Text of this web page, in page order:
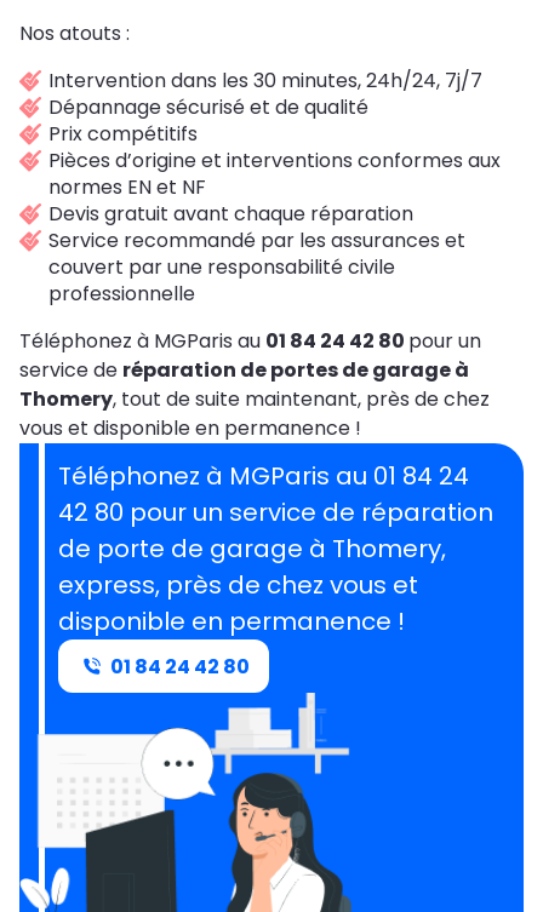
Nos atouts :
Intervention dans les 30 minutes, 24h/24, 7j/7
Dépannage sécurisé et de qualité
Prix compétitifs
Pièces d’origine et interventions conformes aux
normes EN et NF
Devis gratuit avant chaque réparation
Service recommandé par les assurances et
couvert par une responsabilité civile
professionnelle
Téléphonez à MGParis au 01 84 24 42 80 pour un
service de réparation de portes de garage à
Thomery, tout de suite maintenant, près de chez
vous et disponible en permanence !
Téléphonez à MGParis au 01 84 24
42 80 pour un service de réparation
de porte de garage à Thomery,
express, près de chez vous et
disponible en permanence !
01 84 24 42 80